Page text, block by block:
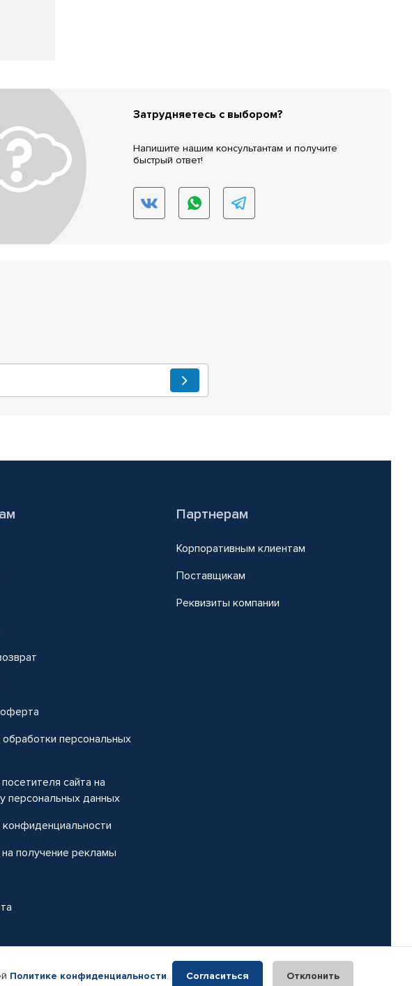
Затрудняетесь с выбором?
Напишите нашим консультантам и получите
быстрый ответ!
персональных
сайта на
персональных данных
получение рекламы
Партнерам
Корпоративным клиентам
Поставщикам
Реквизиты компании
Политике конфиденциальности. Согласиться Отклонить